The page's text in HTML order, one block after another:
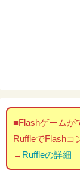
■Flashゲームが
RuffleでFlashコ
→ Ruffleの詳細